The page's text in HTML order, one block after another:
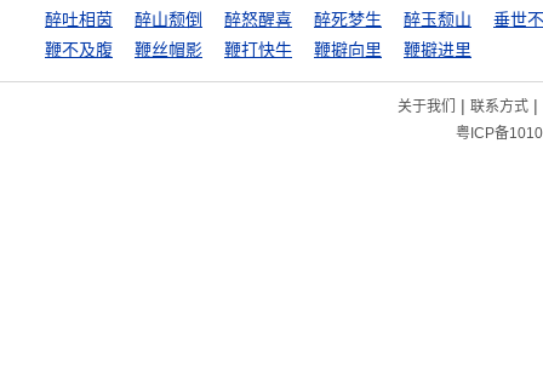
醉吐相茵 醉山颓倒 醉怒醒喜 醉死梦生 醉玉颓山
垂世
鞭不及腹
鞭丝帽影 鞭打快牛 鞭擗向里 鞭擗进里
关于我们 | 联系方式|
粤ICP备